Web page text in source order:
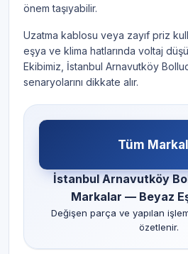
önem taşıyabilir.
Uzatma kablosu veya zayıf priz
eşya ve klima hatlarında voltaj
Ekibimiz, İstanbul Arnavutköy
senaryolarını dikkate alır.
Tüm
İstanbul Arnavutköy
Markalar — Beyaz
Değişen parça ve yapılan
özetlenir.